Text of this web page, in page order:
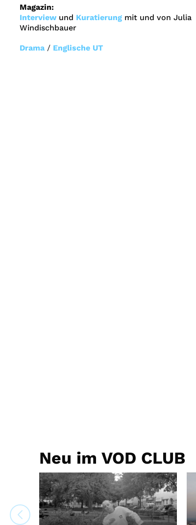
Magazin:
Interviewund Kuratierung mit und von Julia
Windischbauer
Drama / Englische UT
Neu im VOD CLUB